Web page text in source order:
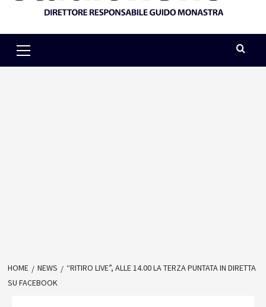
Menu
HOME NEWS
“RITIRO LIVE”, ALLE 14.00 LA TERZA PUNTATA IN DIRETTA
SU FACEBOOK